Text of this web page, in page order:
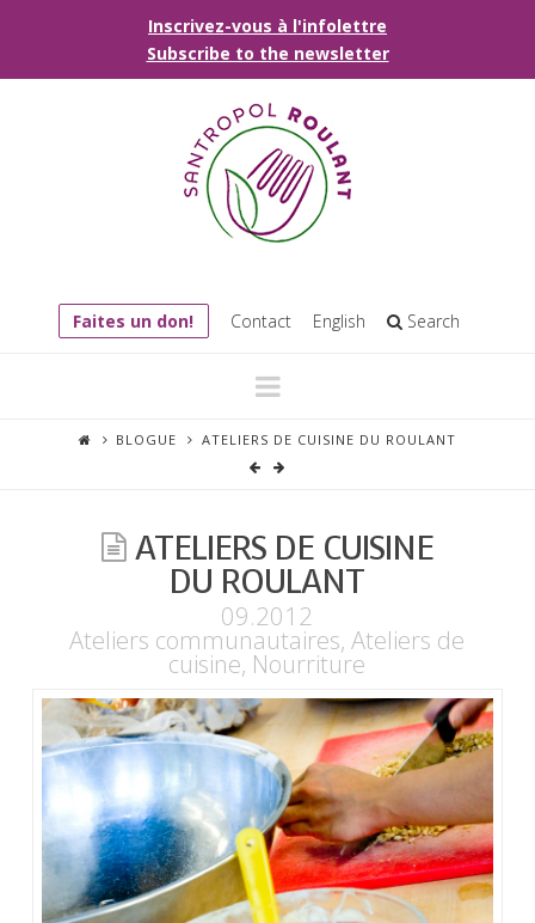
Inscrivez-vous à l'infolettre
Subscribe to the newsletter
Faites un don! Contact English Search
Navigation
BLOGUE ATELIERS DE CUISINE DU ROULANT
ATELIERS DE CUISINE
DU ROULANT
09.2012
Ateliers communautaires,Ateliers de
cuisine, Nourriture